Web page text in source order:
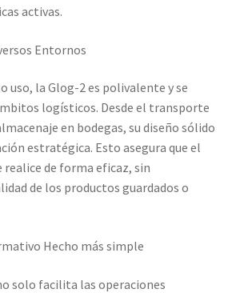
activas.
Entornos
uso, la Glog-2 es polivalente y se
logísticos. Desde el transporte
en bodegas, su diseño sólido
estratégica. Esto asegura que el
realice de forma eficaz, sin
de los productos guardados o
Hecho más simple
solo facilita las operaciones